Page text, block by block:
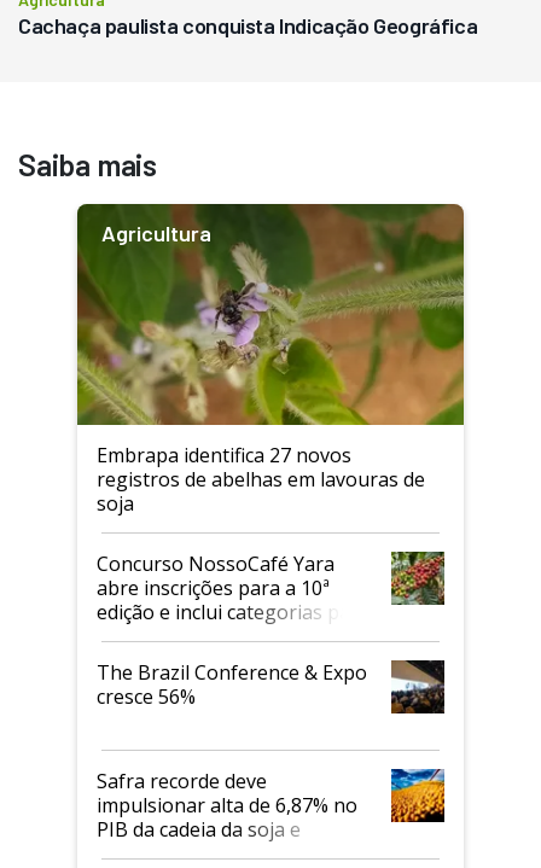
Cachaça paulista conquista Indicação Geográfica
Saiba mais
Agricultura
Embrapa identifica 27 novos
registros de abelhas em lavouras de
soja
Concurso NossoCafé Yara
abre inscrições para a 10ª
edição e inclui categorias para
cafés Canephora
The Brazil Conference & Expo
cresce 56%
Safra recorde deve
impulsionar alta de 6,87% no
PIB da cadeia da soja e
biodiesel em 2026